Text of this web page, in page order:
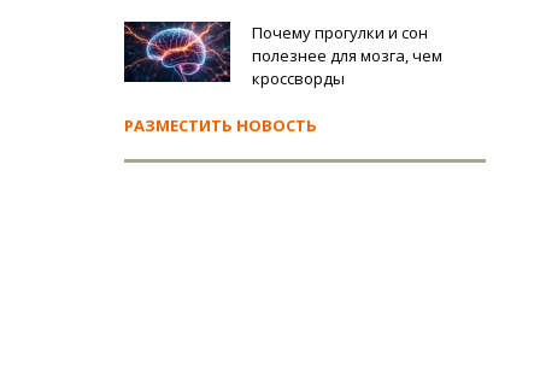
Почему прогулки и сон
полезнее для мозга, чем
кроссворды
РАЗМЕСТИТЬ НОВОСТЬ